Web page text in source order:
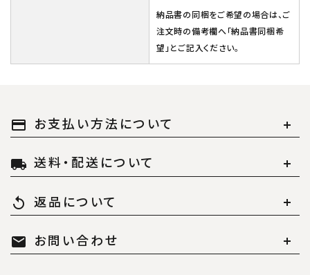
納品書の同梱をご希望の場合は、ご
注文時の備考欄へ「納品書同梱希
望」とご記入ください。
payment お支払い方法について
local_shipping 送料・配送について
replay 返品について
mail お問い合わせ